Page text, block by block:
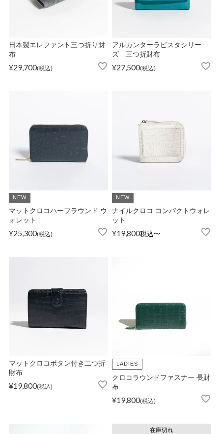
日本製エレファント三つ折り財
布
¥29,700 税込
アルカンターラピスタシリー
ズ 三つ折財布
¥27,500 税込
NEW
マットクロコハーフラウンド ウ
ォレット
¥25,300 税込
NEW
ナイルクロコ コンパクトウォレ
ット
¥19,800税込〜
マットクロコボタン付き二つ折
財布
¥19,800 税込
LADIES
クロコラウンドファスナー 長財
布
¥19,800 税込
在庫切れ